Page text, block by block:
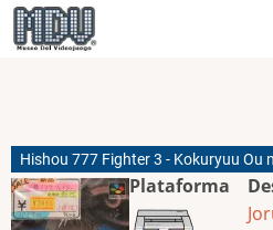
Pasar
al
Hishou 777 Fighter 3 - Kokuryuu Ou
Plataforma